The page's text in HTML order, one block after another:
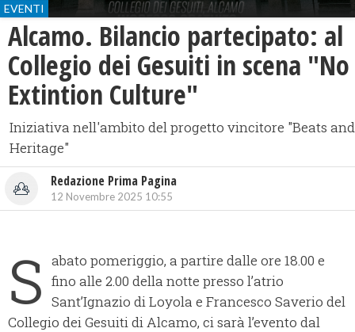
EVENTI
Alcamo. Bilancio partecipato: al
Collegio dei Gesuiti in scena "No
Extintion Culture"
Iniziativa nell'ambito del progetto vincitore "Beats and
Heritage"
Redazione Prima Pagina
12 Novembre 2025 10:55
S abato pomeriggio, a partire dalle ore 18.00 e
fino alle 2.00 della notte presso l’atrio
Sant’Ignazio di Loyola e Francesco Saverio del
Collegio dei Gesuiti di Alcamo, ci sarà l’evento dal